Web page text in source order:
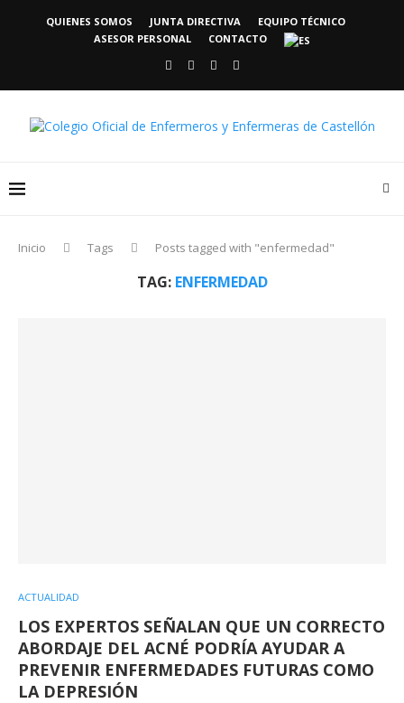
QUIENES SOMOS JUNTA DIRECTIVA
EQUIPO TÉCNICO
ASESOR PERSONAL
CONTACTO
Inicio Tags Posts tagged with "enfermedad"
TAG: ENFERMEDAD
ACTUALIDAD
LOS EXPERTOS SEÑALAN QUE UN CORRECTO
ABORDAJE DEL ACNÉ PODRÍA AYUDAR A
PREVENIR ENFERMEDADES FUTURAS COMO
LA DEPRESIÓN